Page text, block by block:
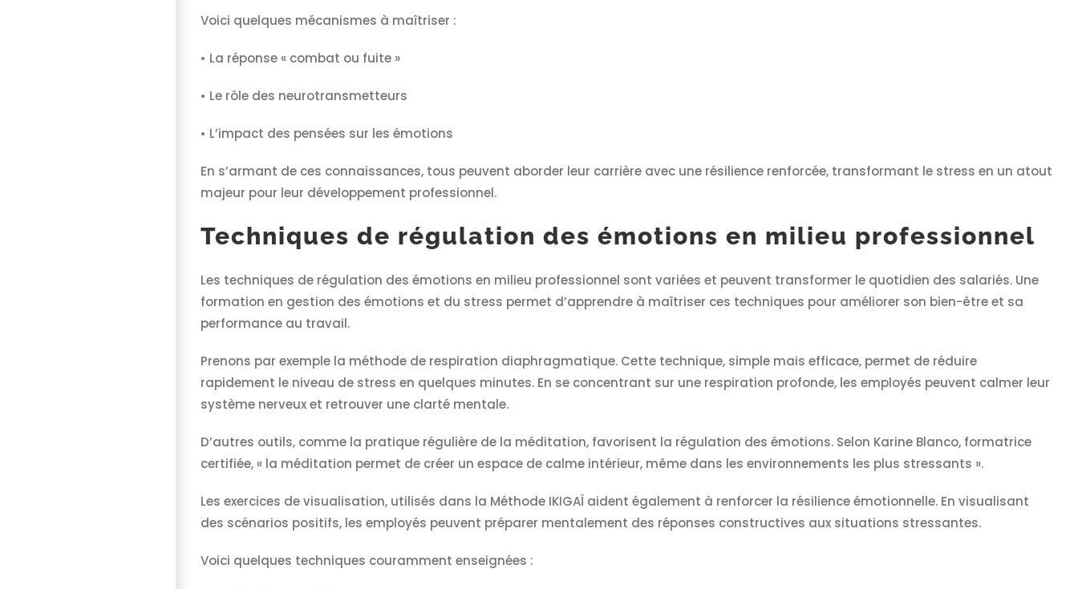
Voici quelques mécanismes à maîtriser :
• La réponse « combat ou fuite »
• Le rôle des neurotransmetteurs
• L’impact des pensées sur les émotions
En s’armant de ces connaissances, tous peuvent aborder leur carrière avec une résilience renforcée, transformant le stress en un atout
majeur pour leur développement professionnel.
Techniques de régulation des émotions en milieu professionnel
Les techniques de régulation des émotions en milieu professionnel sont variées et peuvent transformer le quotidien des salariés. Une
formation en gestion des émotions et du stress permet d’apprendre à maîtriser ces techniques pour améliorer son bien-être et sa
performance au travail.
Prenons par exemple la méthode de respiration diaphragmatique. Cette technique, simple mais efficace, permet de réduire
rapidement le niveau de stress en quelques minutes. En se concentrant sur une respiration profonde, les employés peuvent calmer leur
système nerveux et retrouver une clarté mentale.
D’autres outils, comme la pratique régulière de la méditation, favorisent la régulation des émotions. Selon Karine Blanco, formatrice
certifiée, « la méditation permet de créer un espace de calme intérieur, même dans les environnements les plus stressants ».
Les exercices de visualisation, utilisés dans la Méthode IKIGAÏ aident également à renforcer la résilience émotionnelle. En visualisant
des scénarios positifs, les employés peuvent préparer mentalement des réponses constructives aux situations stressantes.
Voici quelques techniques couramment enseignées :